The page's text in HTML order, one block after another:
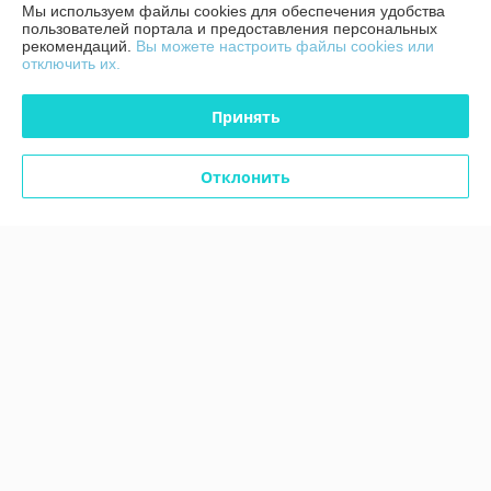
Полная версия сайта
Политика обработки cookies
Сайт создан на платформе Deal.by
Мы используем файлы cookies для обеспечения удобства
пользователей портала и предоставления персональных
рекомендаций. Вы можете настроить файлы cookies или
отключить их.
Принять
Отклонить